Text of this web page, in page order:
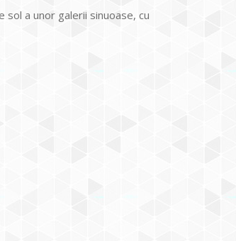
sol a unor galerii sinuoase, cu